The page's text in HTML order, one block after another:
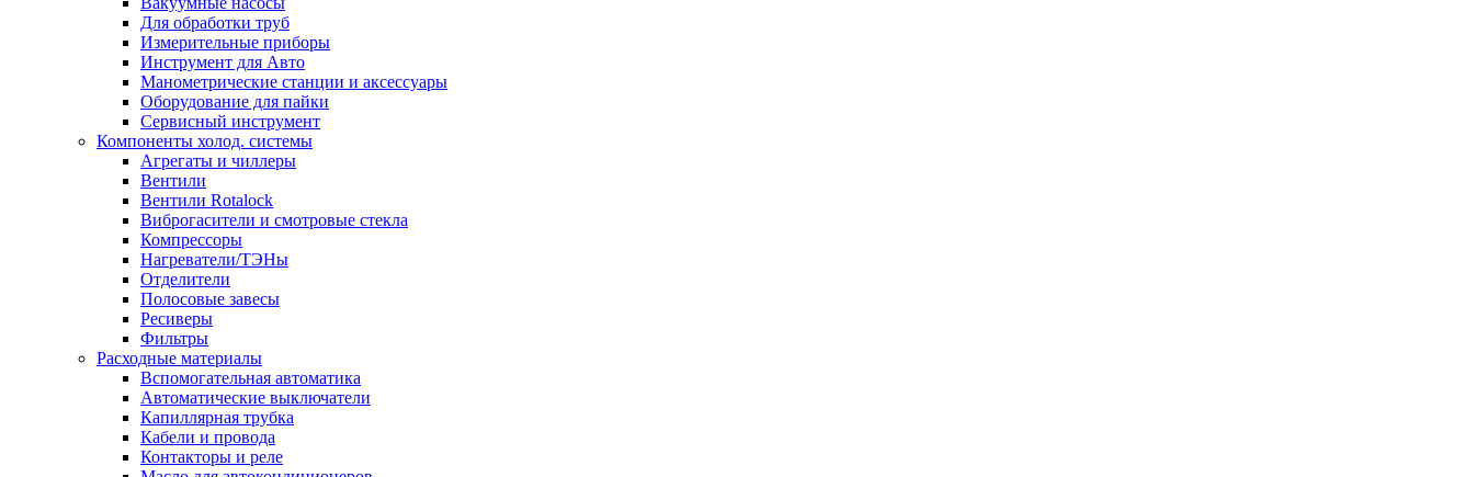
Для обработки труб
Измерительные приборы
Инструмент для Авто
Манометрические станции и аксессуары
Оборудование для пайки
Сервисный инструмент
Компоненты холод. системы
Агрегаты и чиллеры
Вентили
Вентили Rotalock
Виброгасители и смотровые стекла
Компрессоры
Нагреватели/ТЭНы
Отделители
Полосовые завесы
Ресиверы
Фильтры
Расходные материалы
Вспомогательная автоматика
Автоматические выключатели
Капиллярная трубка
Кабели и провода
Контакторы и реле